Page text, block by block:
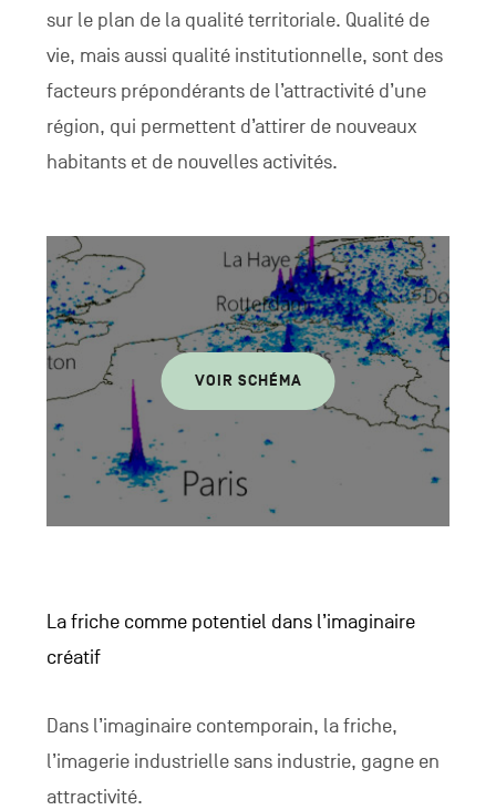
sur le plan de la qualité territoriale. Qualité de
vie, mais aussi qualité institutionnelle, sont des
facteurs prépondérants de l’attractivité d’une
région, qui permettent d’attirer de nouveaux
habitants et de nouvelles activités.
VOIR SCHÉMA
La friche comme potentiel dans l’imaginaire
créatif
Dans l’imaginaire contemporain, la friche,
l’imagerie industrielle sans industrie, gagne en
attractivité.